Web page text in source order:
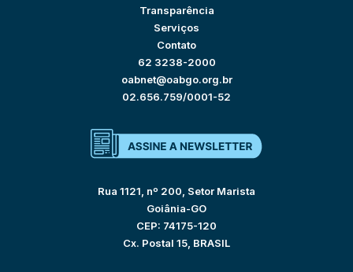
Transparência
Serviços
Contato
62 3238-2000
oabnet@oabgo.org.br
02.656.759/0001-52
Rua 1121, nº 200, Setor Marista
Goiânia-GO
CEP: 74175-120
Cx. Postal 15, BRASIL